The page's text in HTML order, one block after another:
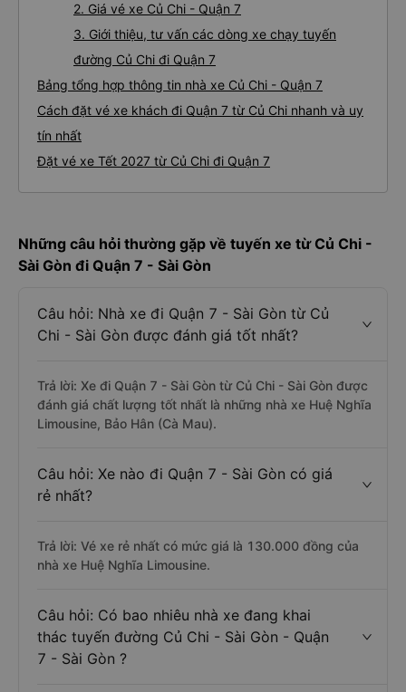
2. Giá vé xe Củ Chi - Quận 7
3. Giới thiệu, tư vấn các dòng xe chạy tuyến
đường Củ Chi đi Quận 7
Bảng tổng hợp thông tin nhà xe Củ Chi - Quận 7
Cách đặt vé xe khách đi Quận 7 từ Củ Chi nhanh và uy
tín nhất
Đặt vé xe Tết 2027 từ Củ Chi đi Quận 7
Những câu hỏi thường gặp về tuyến xe từ Củ Chi -
Sài Gòn đi Quận 7 - Sài Gòn
Câu hỏi: Nhà xe đi Quận 7 - Sài Gòn từ Củ
Chi - Sài Gòn được đánh giá tốt nhất?
Trả lời: Xe đi Quận 7 - Sài Gòn từ Củ Chi - Sài Gòn được
đánh giá chất lượng tốt nhất là những nhà xe Huệ Nghĩa
Limousine, Bảo Hân (Cà Mau).
Câu hỏi: Xe nào đi Quận 7 - Sài Gòn có giá
rẻ nhất?
Trả lời: Vé xe rẻ nhất có mức giá là 130.000 đồng của
nhà xe Huệ Nghĩa Limousine.
Câu hỏi: Có bao nhiêu nhà xe đang khai
thác tuyến đường Củ Chi - Sài Gòn - Quận
7 - Sài Gòn ?